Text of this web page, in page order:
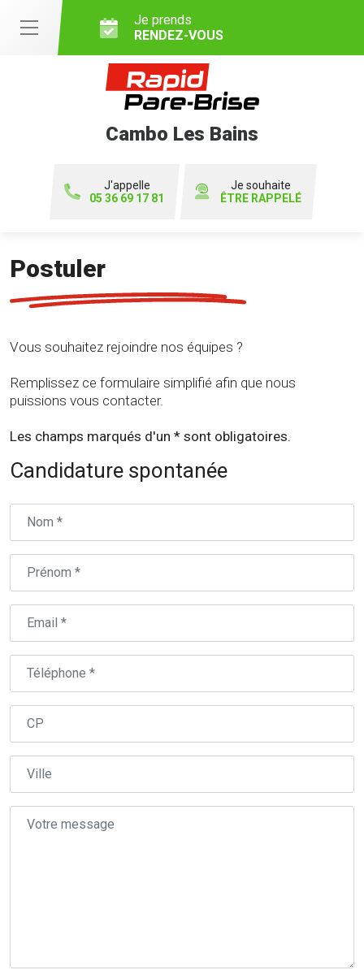
Je prends
RENDEZ-VOUS
Cambo Les Bains
J'appelle
05 36 69 17 81
Je souhaite
ÊTRE RAPPELÉ
Postuler
Vous souhaitez rejoindre nos équipes ?
Remplissez ce formulaire simplifié afin que nous
puissions vous contacter.
Les champs marqués d'un * sont obligatoires.
Candidature spontanée